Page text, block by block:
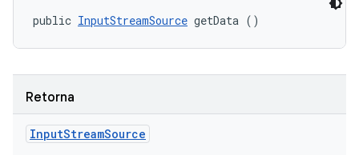
public InputStreamSource getData ()
Retorna
InputStreamSource